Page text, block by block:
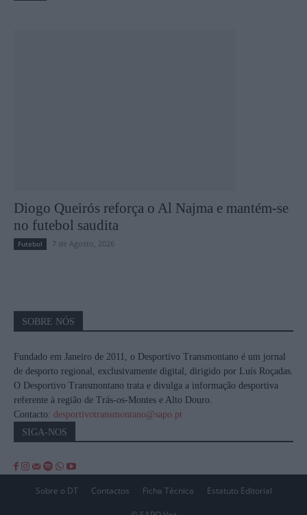
Diogo Queirós reforça o Al Najma e mantém-se
no futebol saudita
Futebol 7 de Agosto, 2026
SOBRE NÓS
Fundado em Janeiro de 2011, o Desportivo Transmontano é um jornal
de desporto regional, exclusivamente digital, dirigido por Luís Roçadas.
O Desportivo Transmontano trata e divulga a informação desportiva
referente à região de Trás-os-Montes e Alto Douro.
Contacto: desportivotransmontano@sapo.pt
SIGA-NOS
Sobre o DT Contactos Ficha Técnica Estatuto Editorial